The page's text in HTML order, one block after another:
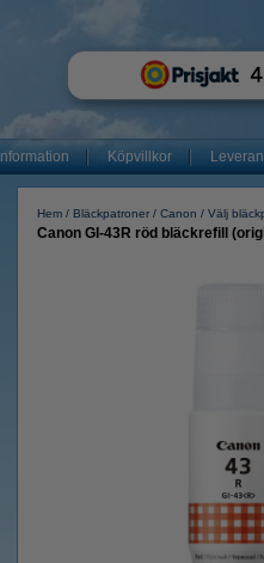
Information Köpvillkor
Hem Bläckpatroner Canon Välj
Canon GI-43R röd bläckrefill